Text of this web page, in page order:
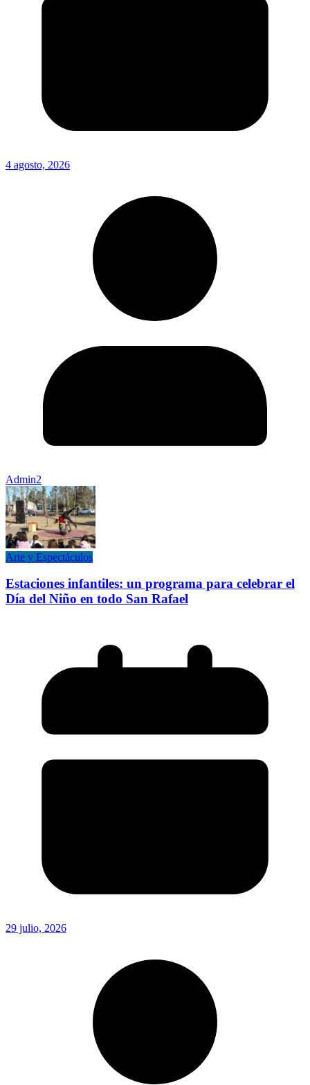
4 agosto, 2026
Admin2
Arte y Espectáculos
Estaciones infantiles: un programa para celebrar el
Día del Niño en todo San Rafael
29 julio, 2026